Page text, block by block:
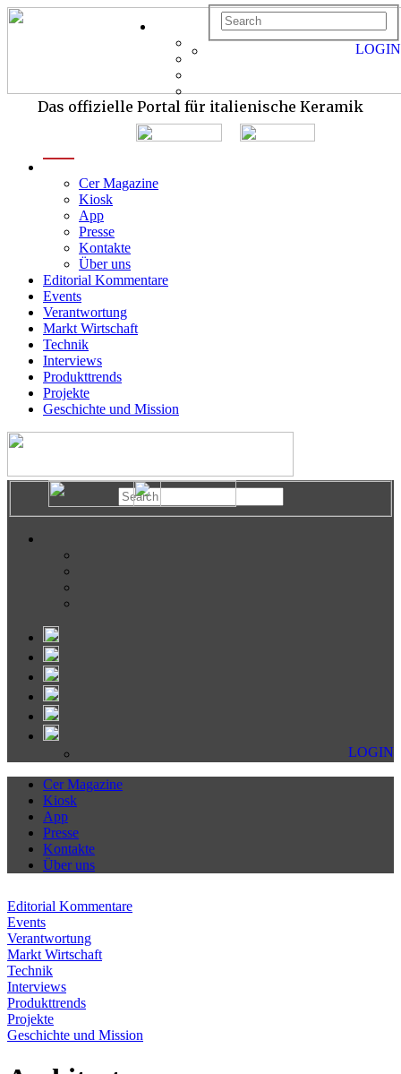
Das offizielle Portal für italienische Keramik
Cer Magazine
Kiosk
App
Presse
Kontakte
Über uns
Editorial Kommentare
Events
Verantwortung
Markt Wirtschaft
Technik
Interviews
Produkttrends
Projekte
Geschichte und Mission
LOGIN
LOGIN
Cer Magazine
Kiosk
App
Presse
Kontakte
Über uns
Editorial Kommentare
Events
Verantwortung
Markt Wirtschaft
Technik
Interviews
Produkttrends
Projekte
Geschichte und Mission